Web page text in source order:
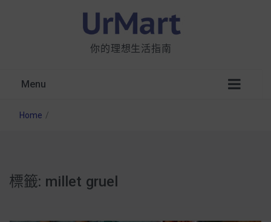
你的理想生活指南
Menu
星巴克都用 OATLY 泡咖啡？市售燕麥奶大剖
Home /
標籤: millet gruel